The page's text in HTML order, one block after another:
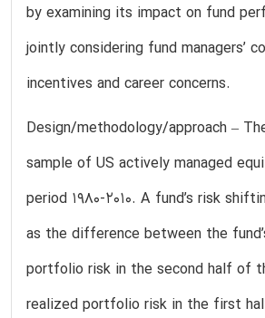
by examining its impact on fund
jointly considering fund managers’
incentives and career concerns.
Design/methodology/approach –
sample of US actively managed
period 1980-2010. A fund’s risk
as the difference between the
portfolio risk in the second half of
realized portfolio risk in the first